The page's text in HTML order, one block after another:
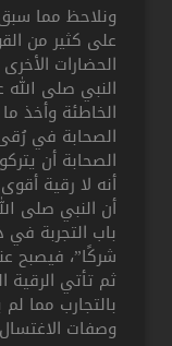
ونلاحظ مما سبق أن
على كثير من
الحضارات الأخرى
النبي صلى الله
الخاطئة وأخذ ما
الصحابة في رُقى
الصحابة أن يتركوا
أنه لا رقية أقوى
أن النبي صلى الله
باب التجربة في ذلك
شركًا”، فيصبح عندنا
ثم تأتي الرقية
بالتجارب مما لم
وصفات الاغتسال